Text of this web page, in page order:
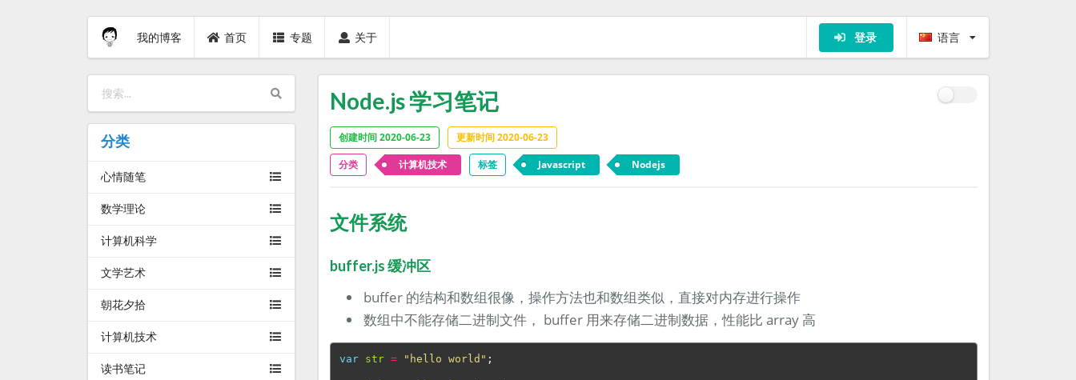
我的博客 首页 专题 关于 登录 语言
分类
心情随笔
数学理论
计算机科学
文学艺术
朝花夕拾
计算机技术
读书笔记
Node.js 学习笔记
创建时间 2020-06-23
更新时间 2020-06-23
分类
计算机技术 标签 Javascript Nodejs
文件系统
buffer.js 缓冲区
buffer 的结构和数组很像，操作方法也和数组类似，直接对内存进行操作
数组中不能存储二进制文件， buffer 用来存储二进制数据，性能比 array 高
var str = "hello world" ;